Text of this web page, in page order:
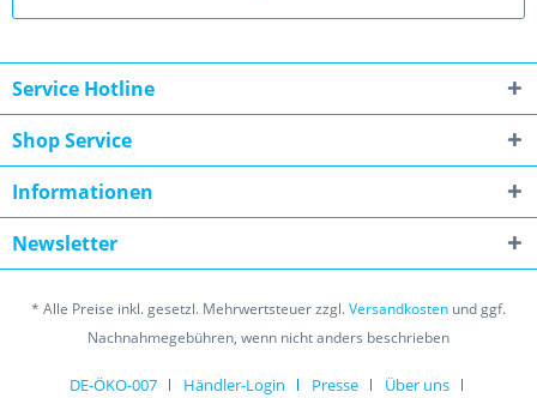
Service Hotline
Shop Service
Informationen
Newsletter
* Alle Preise inkl. gesetzl. Mehrwertsteuer zzgl.Versandkosten und ggf.
Nachnahmegebühren, wenn nicht anders beschrieben
DE-ÖKO-007 Händler-Login Presse
Über uns